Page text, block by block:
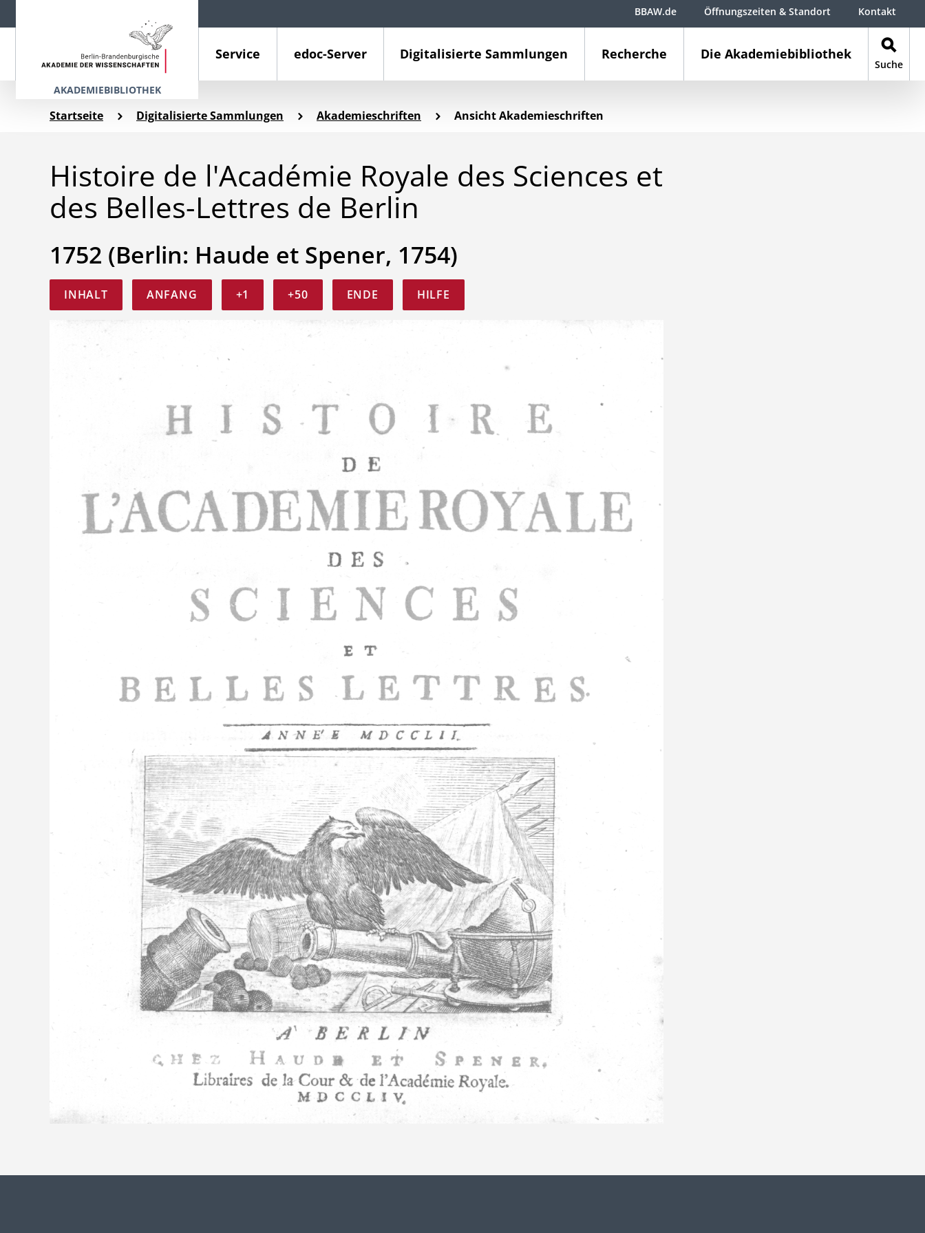
AKADEMIEBIBLIOTHEK
Service edoc-Server Digitalisierte Sammlungen Recherche Die Akademiebibliothek
Suche
BBAW.de Öffnungszeiten & Standort Kontakt
Startseite Digitalisierte Sammlungen Akademieschriften Ansicht Akademieschriften
Histoire de l'Académie Royale des Sciences et
des Belles-Lettres de Berlin
1752 (Berlin: Haude et Spener, 1754)
INHALT ANFANG +1 +50 ENDE HILFE